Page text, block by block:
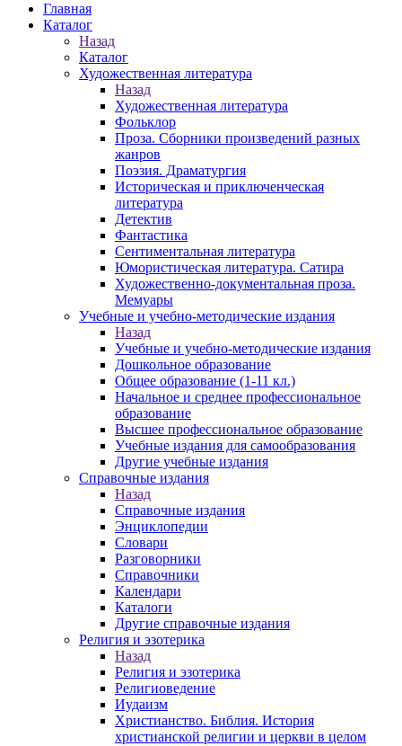
Главная
Каталог
Назад
Каталог
Художественная литература
Назад
Художественная литература
Фольклор
Проза. Сборники произведений разных
жанров
Поэзия. Драматургия
Историческая и приключенческая
литература
Детектив
Фантастика
Сентиментальная литература
Юмористическая литература. Сатира
Художественно-документальная проза.
Мемуары
Учебные и учебно-методические издания
Назад
Учебные и учебно-методические издания
Дошкольное образование
Общее образование (1-11 кл.)
Начальное и среднее профессиональное
образование
Высшее профессиональное образование
Учебные издания для самообразования
Другие учебные издания
Справочные издания
Назад
Справочные издания
Энциклопедии
Словари
Разговорники
Справочники
Календари
Каталоги
Другие справочные издания
Религия и эзотерика
Назад
Религия и эзотерика
Религиоведение
Иудаизм
Христианство. Библия. История
христианской религии и церкви в целом